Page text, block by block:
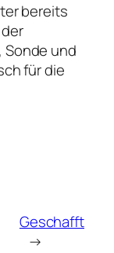
bereits
Sonde und
für die
Geschafft
→